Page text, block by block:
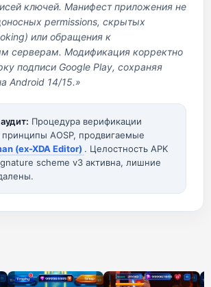
ключей. Манифест приложения не
permissions, скрытых
или обращения к
серверам. Модификация корректно
подписи Google Play, сохраняя
Android 14/15.»
Процедура верификации
принципы AOSP, продвигаемые
(ex-XDA Editor) . Целостность APK
scheme v3 активна, лишние